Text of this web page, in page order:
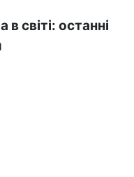
в світі: останні